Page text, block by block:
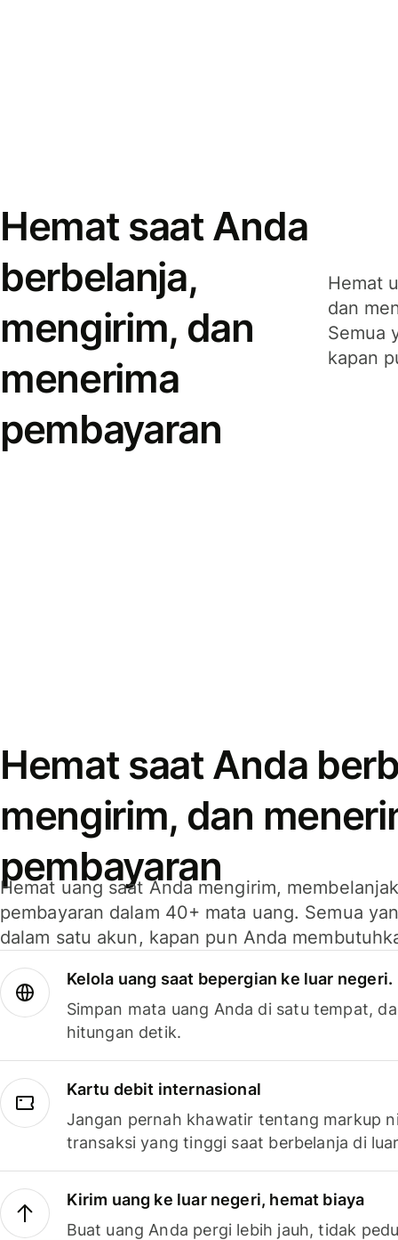
Hemat saat Anda
berbelanja,
mengirim, dan
menerima
pembayaran
Hemat
dan
Semua
kapan
Hemat saat Anda
mengirim, dan
pembayaran
Hemat uang saat Anda mengirim,
pembayaran dalam 40+ mata uang. Semua
dalam satu akun, kapan pun Anda
Kelola uang saat bepergian ke luar negeri.
Simpan mata uang Anda di satu tempat,
hitungan detik.
Kartu debit internasional
Jangan pernah khawatir tentang markup
transaksi yang tinggi saat berbelanja di
Kirim uang ke luar negeri, hemat biaya
Buat uang Anda pergi lebih jauh, tidak